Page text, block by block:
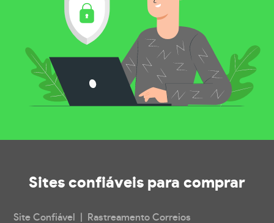
Sites confiáveis para comprar
Site Confiável | Rastreamento Correios